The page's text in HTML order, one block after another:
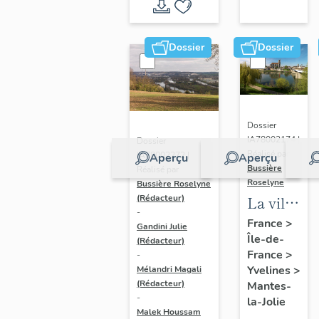
Dossier
Aperçu
Dossier
IA78002272 |
Bussière Roselyne
(Rédacteur)
-
Gandini Julie
(Rédacteur)
-
Mélandri Magali
(Rédacteur)
-
Malek Houssam
Dossier
Aperçu
Dossier
IA78002174 |
Réalisé par
Bussière
Roselyne
La ville
de
Mantes-
la-Jolie
France >
Île-de-
France >
Yvelines>
Mantes-
la-Jolie